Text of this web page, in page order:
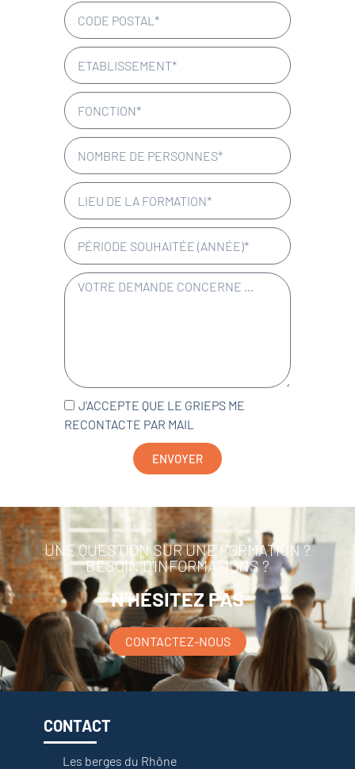
J'ACCEPTE QUE LE GRIEPS ME
RECONTACTE PAR MAIL
ENVOYER
UNE QUESTION SUR UNE FORMATION ?
BESOIN D'INFORMATIONS ?
N'HÉSITEZ PAS
CONTACTEZ-NOUS
CONTACT
Les berges du Rhône